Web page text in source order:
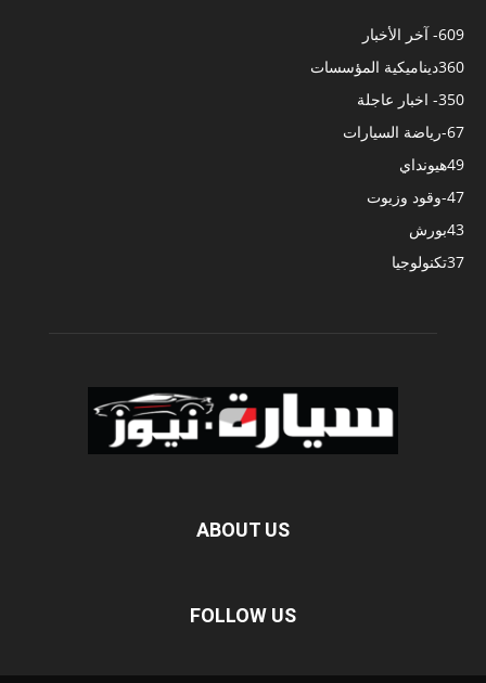
- آخر الأخبار609
ديناميكية المؤسسات360
- اخبار عاجلة350
-رياضة السيارات67
هيونداي49
-وقود وزيوت47
بورش43
تكنولوجيا37
ABOUT US
FOLLOW US